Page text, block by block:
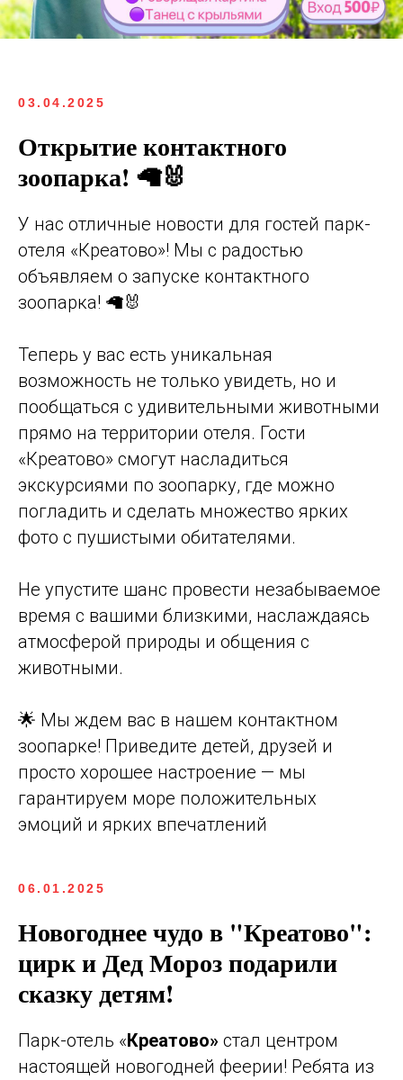
03.04.2025
Открытие контактного
зоопарка! 🦙🐰
У нас отличные новости для гостей парк-
отеля «Креатово»! Мы с радостью
объявляем о запуске контактного
зоопарка! 🦙🐰
Теперь у вас есть уникальная
возможность не только увидеть, но и
пообщаться с удивительными животными
прямо на территории отеля. Гости
«Креатово» смогут насладиться
экскурсиями по зоопарку, где можно
погладить и сделать множество ярких
фото с пушистыми обитателями.
Не упустите шанс провести незабываемое
время с вашими близкими, наслаждаясь
атмосферой природы и общения с
животными.
🌟 Мы ждем вас в нашем контактном
зоопарке! Приведите детей, друзей и
просто хорошее настроение — мы
гарантируем море положительных
эмоций и ярких впечатлений
06.01.2025
Новогоднее чудо в "Креатово":
цирк и Дед Мороз подарили
сказку детям!
Парк-отель «Креатово» стал центром
настоящей новогодней феерии! Ребята из